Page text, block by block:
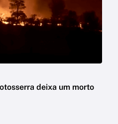
deixa um morto